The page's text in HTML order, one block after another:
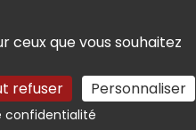
ceux que vous souhaitez
refuser Personnaliser
confidentialitéRechercher